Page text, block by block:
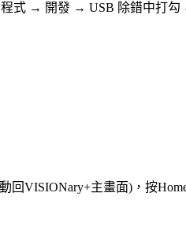
式 → 開發 → USB 除錯中打勾
VISIONary+主畫面)，按